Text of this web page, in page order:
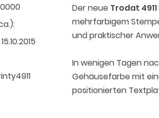
Der neue Trodat 4911
mehrfarbigem
und praktischer
In wenigen Tagen
Gehäusefarbe mit
positionierten